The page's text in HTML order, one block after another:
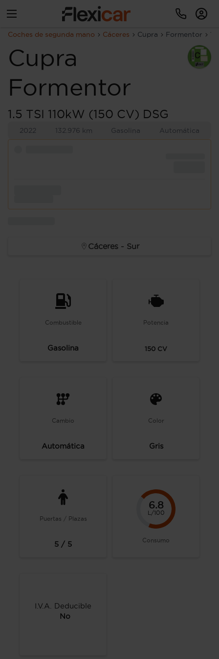
Coches de segunda mano Cáceres Cupra Formentor
Cupra
Formentor
1.5 TSI 110kW (150 CV) DSG
2022 132.976 km Gasolina Automática
Cáceres - Sur
Combustible
Gasolina
Potencia
150 CV
Cambio
Automática
Color
Gris
Puertas / Plazas
5 / 5
6.8
L/100
Consumo
I.V.A. Deducible
No